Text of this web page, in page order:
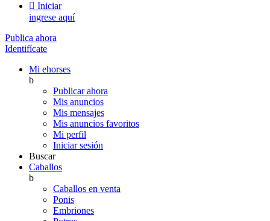
 Iniciar
ingrese aquí
Publica ahora
Identifícate
Mi ehorses
b
Publicar ahora
Mis anuncios
Mis mensajes
Mis anuncios favoritos
Mi perfil
Iniciar sesión
Buscar
Caballos
b
Caballos en venta
Ponis
Embriones